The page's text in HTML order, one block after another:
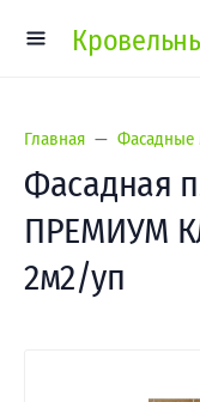
Главная Фасадные
Фасадная
ПРЕМИУМ
2м2/уп